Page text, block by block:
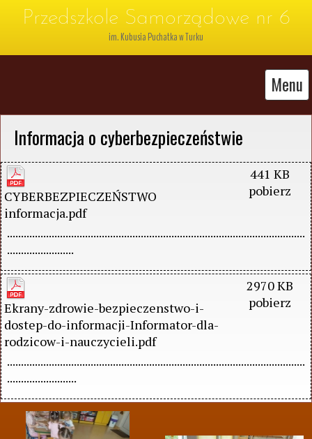
Przedszkole Samorządowe nr 6
im. Kubusia Puchatka w Turku
Menu
Informacja o cyberbezpieczeństwie
CYBERBEZPIECZEŃSTWO
informacja.pdf
441 KB
pobierz
...........................................................................................................
........................
Ekrany-zdrowie-bezpieczenstwo-i-
dostep-do-informacji-Informator-dla-
rodzicow-i-nauczycieli.pdf
2970 KB
pobierz
...........................................................................................................
.........................